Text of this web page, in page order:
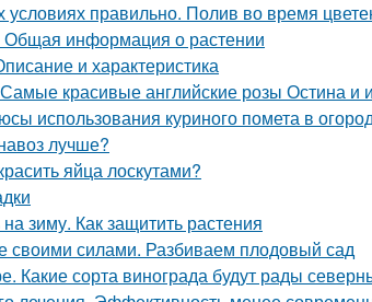
условиях правильно. Полив во время
Общая информация о растении
и характеристика
красивые английские розы Остина и
использования куриного помета в
лучше?
яйца лоскутами?
зиму. Как защитить растения
своими силами. Разбиваем плодовый сад
Какие сорта винограда будут рады